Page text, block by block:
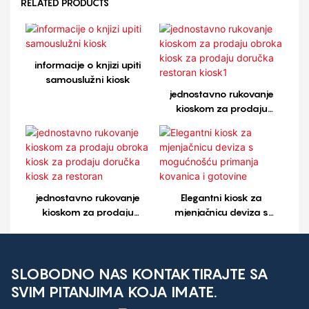
RELATED PRODUCTS
informacije o knjizi upiti
samouslužni kiosk
jednostavno rukovanje
kioskom za prodaju
obroka kiosk za prodaju
doručka restoran kiosk1
jednostavno rukovanje
kioskom za prodaju
Elegantni kiosk za
mjenjačnicu deviza s
SLOBODNO NAS KONTAKTIRAJTE SA
SVIM PITANJIMA KOJA IMATE.